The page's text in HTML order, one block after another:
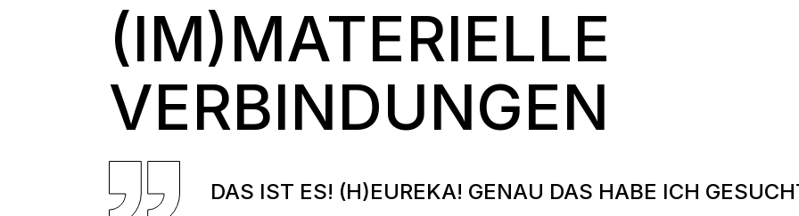
(IM)MATERIELLE
VERBINDUNGEN
DAS IST ES! (H)EUREKA! GENAU DAS HABE ICH